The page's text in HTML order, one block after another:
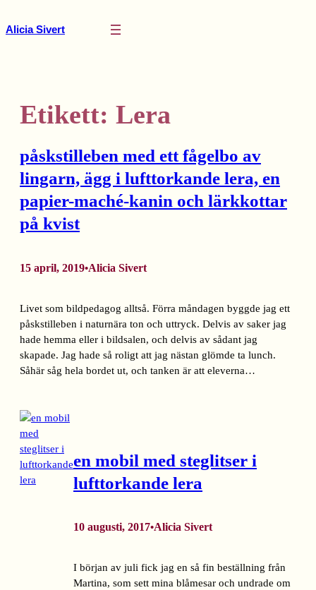
till
Alicia Sivert
Etikett: Lera
påskstilleben med ett fågelbo av
lingarn, ägg i lufttorkande lera, en
papier-maché-kanin och lärkkottar
på kvist
15 april, 2019•Alicia Sivert
Livet som bildpedagog alltså. Förra måndagen byggde jag ett
påskstilleben i naturnära ton och uttryck. Delvis av saker jag
hade hemma eller i bildsalen, och delvis av sådant jag
skapade. Jag hade så roligt att jag nästan glömde ta lunch.
Såhär såg hela bordet ut, och tanken är att eleverna…
en mobil med steglitser i
lufttorkande lera
10 augusti, 2017•Alicia Sivert
I början av juli fick jag en så fin beställning från
Martina, som sett mina blåmesar och undrade om